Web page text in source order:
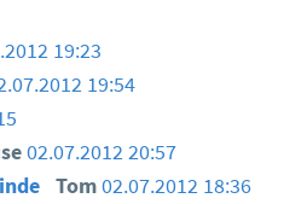
19:23
19:54
02.07.2012 20:57
Tom02.07.2012 18:36